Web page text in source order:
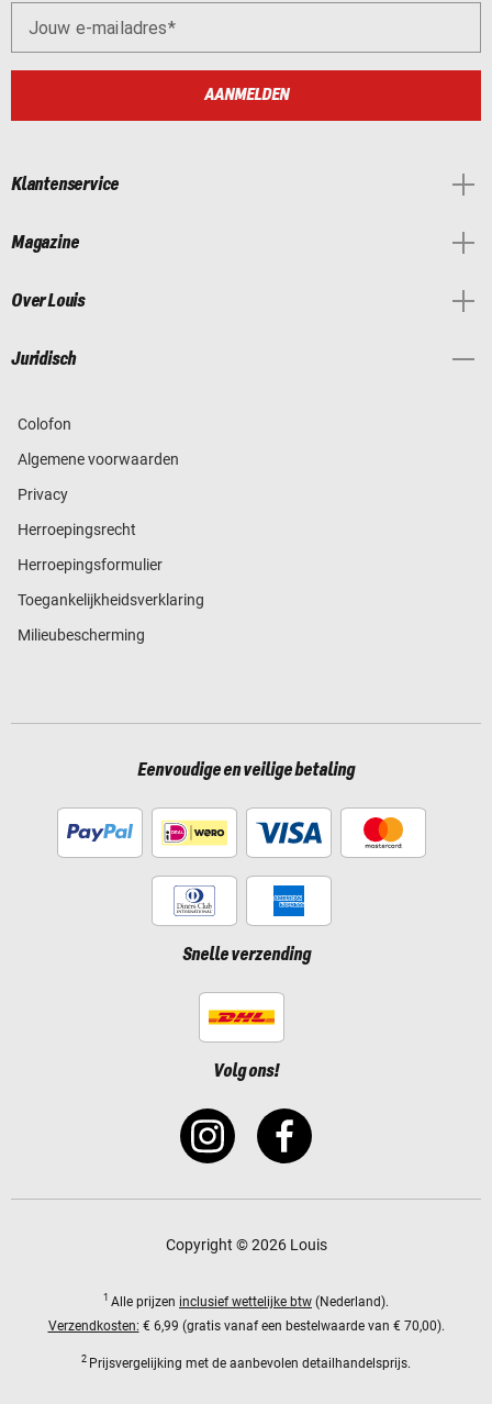
Jouw e-mailadres
AANMELDEN
Klantenservice
Magazine
Over Louis
Juridisch
Colofon
Algemene voorwaarden
Privacy
Herroepingsrecht
Herroepingsformulier
Toegankelijkheidsverklaring
Milieubescherming
Eenvoudige en veilige betaling
Snelle verzending
Volg ons!
Copyright © 2026 Louis
1 Alle prijzen inclusief wettelijke btw (Nederland).
Verzendkosten: € 6,99 (gratis vanaf een bestelwaarde van € 70,00).
2 Prijsvergelijking met de aanbevolen detailhandelsprijs.